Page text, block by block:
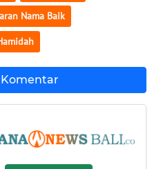
Nama Baik
Komentar